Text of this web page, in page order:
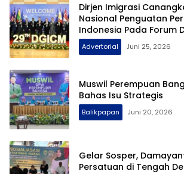
Dirjen Imigrasi
Nasional Penguatan
Indonesia Pada Forum
Advertorial Juni 25, 2026
Muswil Perempuan
Bahas Isu Strategis
Balikpapan Juni 20, 2026
Gelar Sosper,
Persatuan di Tengah